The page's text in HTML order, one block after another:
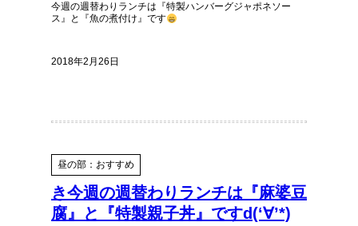
今週の週替わりランチは『特製ハンバーグジャポネソー
ス』と『魚の煮付け』です
2018年2月26日
昼の部：おすすめ
き今週の週替わりランチは『麻婆豆
腐』と『特製親子丼』ですd(‘∀’*)